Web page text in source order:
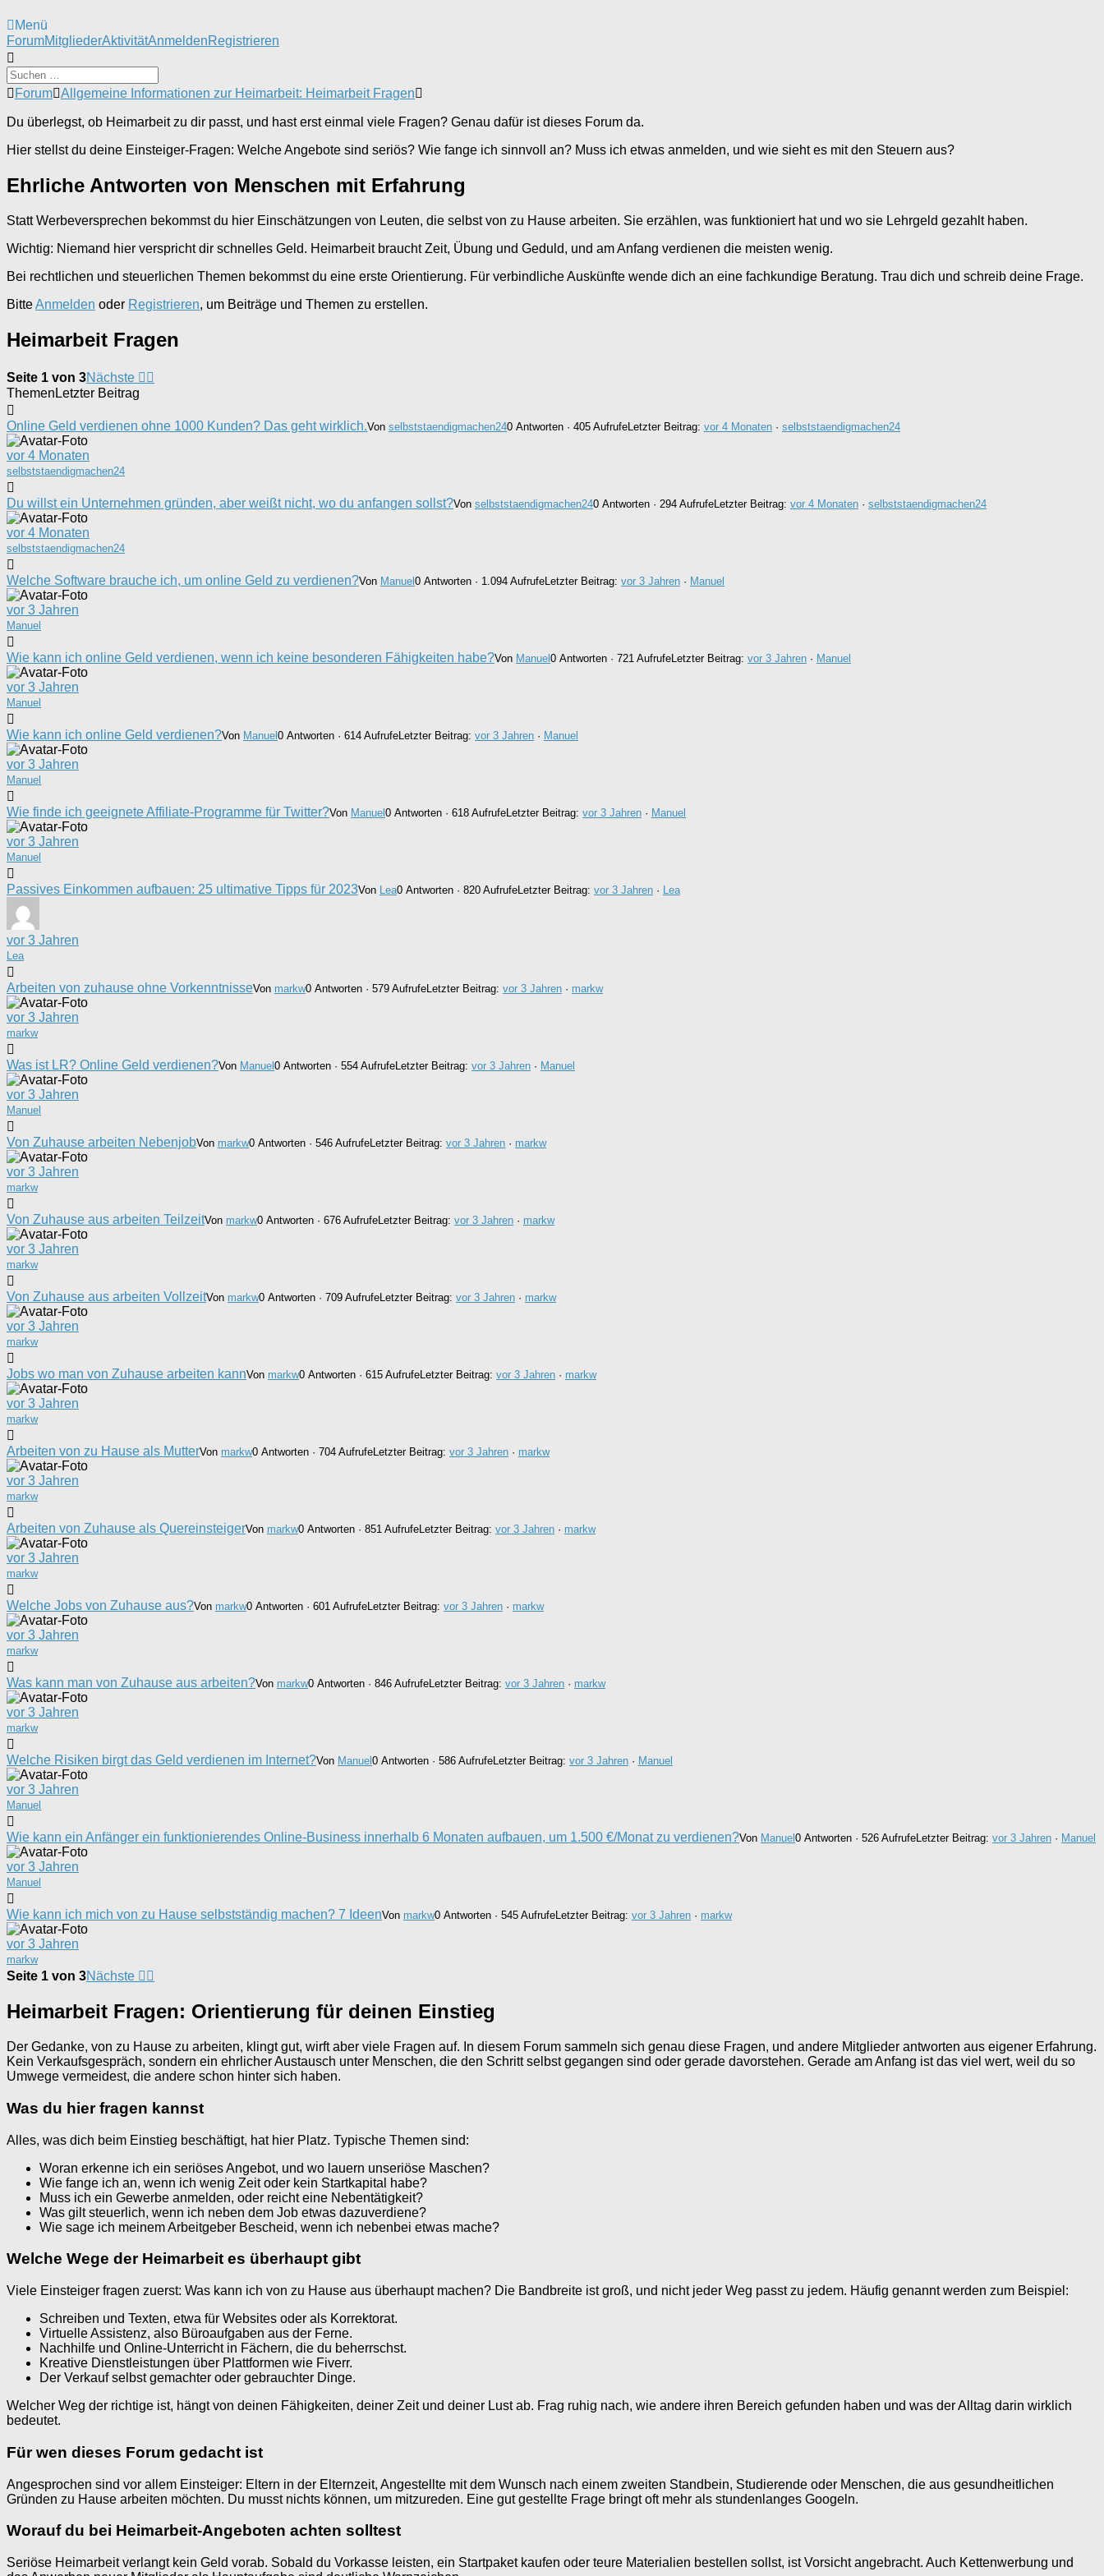
Menü
Forum-
Navigation
ForumMitgliederAktivitätAnmeldenRegistrieren
Forum-
Breadcrumbs
-
bist
Forum Allgemeine Informationen zur Heimarbeit: Heimarbeit Fragen
Du überlegst, ob Heimarbeit zu dir passt, und hast erst einmal viele Fragen? Genau dafür ist dieses Forum da.
Hier stellst du deine Einsteiger-Fragen: Welche Angebote sind seriös? Wie fange ich sinnvoll an? Muss ich etwas anmelden, und wie sieht es mit den Steuern aus?
Ehrliche Antworten von Menschen mit Erfahrung
Statt Werbeversprechen bekommst du hier Einschätzungen von Leuten, die selbst von zu Hause arbeiten. Sie erzählen, was funktioniert hat und wo sie Lehrgeld gezahlt haben.
Wichtig: Niemand hier verspricht dir schnelles Geld. Heimarbeit braucht Zeit, Übung und Geduld, und am Anfang verdienen die meisten wenig.
Bei rechtlichen und steuerlichen Themen bekommst du eine erste Orientierung. Für verbindliche Auskünfte wende dich an eine fachkundige Beratung. Trau dich und schreib deine Frage.
BitteAnmelden oder Registrieren, um Beiträge und Themen zu erstellen.
Heimarbeit Fragen
Seite 1 von 3Nächste
Themen Letzter Beitrag
Online Geld verdienen ohne 1000 Kunden? Das geht wirklich.Von selbststaendigmachen240 Antworten · 405 AufrufeLetzter Beitrag: vor 4 Monaten · selbststaendigmachen24
vor 4 Monaten
selbststaendigmachen24
Du willst ein Unternehmen gründen, aber weißt nicht, wo du anfangen sollst?Von selbststaendigmachen240 Antworten · 294 AufrufeLetzter Beitrag: vor 4 Monaten · selbststaendigmachen24
vor 4 Monaten
selbststaendigmachen24
Welche Software brauche ich, um online Geld zu verdienen?Von Manuel0 Antworten · 1.094 AufrufeLetzter Beitrag: vor 3 Jahren · Manuel
vor 3 Jahren
Manuel
Wie kann ich online Geld verdienen, wenn ich keine besonderen Fähigkeiten habe?Von Manuel0 Antworten · 721 AufrufeLetzter Beitrag: vor 3 Jahren · Manuel
vor 3 Jahren
Manuel
Wie kann ich online Geld verdienen?Von Manuel0 Antworten · 614 AufrufeLetzter Beitrag: vor 3 Jahren · Manuel
vor 3 Jahren
Manuel
Wie finde ich geeignete Affiliate-Programme für Twitter?Von Manuel0 Antworten · 618 AufrufeLetzter Beitrag: vor 3 Jahren · Manuel
vor 3 Jahren
Manuel
Passives Einkommen aufbauen: 25 ultimative Tipps für 2023Von Lea0 Antworten · 820 AufrufeLetzter Beitrag: vor 3 Jahren · Lea
vor 3 Jahren
Lea
Arbeiten von zuhause ohne VorkenntnisseVon markw0 Antworten · 579 AufrufeLetzter Beitrag: vor 3 Jahren · markw
vor 3 Jahren
markw
Was ist LR? Online Geld verdienen?Von Manuel0 Antworten · 554 AufrufeLetzter Beitrag: vor 3 Jahren · Manuel
vor 3 Jahren
Manuel
Von Zuhause arbeiten NebenjobVon markw0 Antworten · 546 AufrufeLetzter Beitrag: vor 3 Jahren · markw
vor 3 Jahren
markw
Von Zuhause aus arbeiten TeilzeitVon markw0 Antworten · 676 AufrufeLetzter Beitrag: vor 3 Jahren · markw
vor 3 Jahren
markw
Von Zuhause aus arbeiten VollzeitVon markw0 Antworten · 709 AufrufeLetzter Beitrag: vor 3 Jahren · markw
vor 3 Jahren
markw
Jobs wo man von Zuhause arbeiten kannVon markw0 Antworten · 615 AufrufeLetzter Beitrag: vor 3 Jahren · markw
vor 3 Jahren
markw
Arbeiten von zu Hause als MutterVon markw0 Antworten · 704 AufrufeLetzter Beitrag: vor 3 Jahren · markw
vor 3 Jahren
markw
Arbeiten von Zuhause als QuereinsteigerVon markw0 Antworten · 851 AufrufeLetzter Beitrag: vor 3 Jahren · markw
vor 3 Jahren
markw
Welche Jobs von Zuhause aus?Von markw0 Antworten · 601 AufrufeLetzter Beitrag: vor 3 Jahren · markw
vor 3 Jahren
markw
Was kann man von Zuhause aus arbeiten?Von markw0 Antworten · 846 AufrufeLetzter Beitrag: vor 3 Jahren · markw
vor 3 Jahren
markw
Welche Risiken birgt das Geld verdienen im Internet?Von Manuel0 Antworten · 586 AufrufeLetzter Beitrag: vor 3 Jahren · Manuel
vor 3 Jahren
Manuel
Wie kann ein Anfänger ein funktionierendes Online-Business innerhalb 6 Monaten aufbauen, um 1.500 €/Monat zu verdienen?Von Manuel0 Antworten · 526 AufrufeLetzter Beitrag: vor 3 Jahren · Manuel
vor 3 Jahren
Manuel
Wie kann ich mich von zu Hause selbstständig machen? 7 IdeenVon markw0 Antworten · 545 AufrufeLetzter Beitrag: vor 3 Jahren · markw
vor 3 Jahren
markw
Seite 1 von 3Nächste
Heimarbeit Fragen: Orientierung für deinen Einstieg
Der Gedanke, von zu Hause zu arbeiten, klingt gut, wirft aber viele Fragen auf. In diesem Forum sammeln sich genau diese Fragen, und andere Mitglieder antworten aus eigener Erfahrung.
Kein Verkaufsgespräch, sondern ein ehrlicher Austausch unter Menschen, die den Schritt selbst gegangen sind oder gerade davorstehen. Gerade am Anfang ist das viel wert, weil du so
Umwege vermeidest, die andere schon hinter sich haben.
Was du hier fragen kannst
Alles, was dich beim Einstieg beschäftigt, hat hier Platz. Typische Themen sind:
Woran erkenne ich ein seriöses Angebot, und wo lauern unseriöse Maschen?
Wie fange ich an, wenn ich wenig Zeit oder kein Startkapital habe?
Muss ich ein Gewerbe anmelden, oder reicht eine Nebentätigkeit?
Was gilt steuerlich, wenn ich neben dem Job etwas dazuverdiene?
Wie sage ich meinem Arbeitgeber Bescheid, wenn ich nebenbei etwas mache?
Welche Wege der Heimarbeit es überhaupt gibt
Viele Einsteiger fragen zuerst: Was kann ich von zu Hause aus überhaupt machen? Die Bandbreite ist groß, und nicht jeder Weg passt zu jedem. Häufig genannt werden zum Beispiel:
Schreiben und Texten, etwa für Websites oder als Korrektorat.
Virtuelle Assistenz, also Büroaufgaben aus der Ferne.
Nachhilfe und Online-Unterricht in Fächern, die du beherrschst.
Kreative Dienstleistungen über Plattformen wie Fiverr.
Der Verkauf selbst gemachter oder gebrauchter Dinge.
Welcher Weg der richtige ist, hängt von deinen Fähigkeiten, deiner Zeit und deiner Lust ab. Frag ruhig nach, wie andere ihren Bereich gefunden haben und was der Alltag darin wirklich
bedeutet.
Für wen dieses Forum gedacht ist
Angesprochen sind vor allem Einsteiger: Eltern in der Elternzeit, Angestellte mit dem Wunsch nach einem zweiten Standbein, Studierende oder Menschen, die aus gesundheitlichen
Gründen zu Hause arbeiten möchten. Du musst nichts können, um mitzureden. Eine gut gestellte Frage bringt oft mehr als stundenlanges Googeln.
Worauf du bei Heimarbeit-Angeboten achten solltest
Seriöse Heimarbeit verlangt kein Geld vorab. Sobald du Vorkasse leisten, ein Startpaket kaufen oder teure Materialien bestellen sollst, ist Vorsicht angebracht. Auch Kettenwerbung und